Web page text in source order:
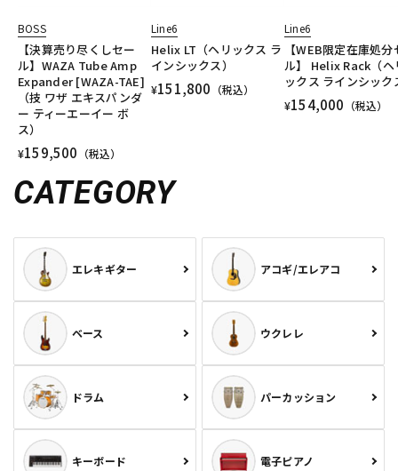
BOSS
【決算売り尽くしセー
ル】WAZA Tube Amp
Expander [WAZA-TAE]
（技 ワザ エキスパンダ
ー ティーエーイー ボ
ス）
¥159,500 （税込）
Line6
Helix LT（ヘリックス ラ
インシックス）
¥151,800 （税込）
Line6
【WEB限定在庫処分
ル】 Helix Rack（ヘ
ックス ラインシック
¥154,000 （税込）
CATEGORY
エレキギター アコギ/エレアコ
ベース ウクレレ
ドラム パーカッション
キーボード 電子ピアノ